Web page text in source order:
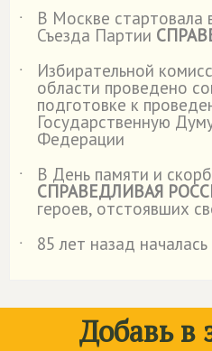
˙
В Москве стартовала
Съезда Партии
˙
Избирательной
области проведено
подготовке к
Государственную
Федерации
˙
В День памяти и
СПРАВЕДЛИВАЯ
героев, отстоявших
˙
85 лет назад
Добавь в